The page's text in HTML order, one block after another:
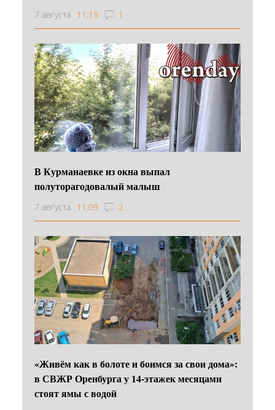
7 августа 11:15 1
В Курманаевке из окна выпал
полуторагодовалый малыш
7 августа 11:09 2
«Живём как в болоте и боимся за свои дома»:
в СВЖР Оренбурга у 14-этажек месяцами
стоят ямы с водой